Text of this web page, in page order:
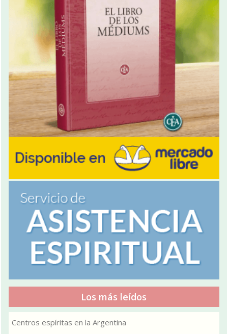
Los más leídos
Centros espíritas en la Argentina